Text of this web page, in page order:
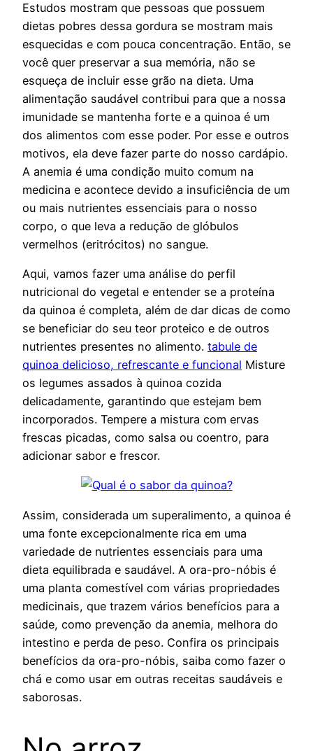
Estudos mostram que pessoas que possuem
dietas pobres dessa gordura se mostram mais
esquecidas e com pouca concentração. Então, se
você quer preservar a sua memória, não se
esqueça de incluir esse grão na dieta. Uma
alimentação saudável contribui para que a nossa
imunidade se mantenha forte e a quinoa é um
dos alimentos com esse poder. Por esse e outros
motivos, ela deve fazer parte do nosso cardápio.
A anemia é uma condição muito comum na
medicina e acontece devido a insuficiência de um
ou mais nutrientes essenciais para o nosso
corpo, o que leva a redução de glóbulos
vermelhos (eritrócitos) no sangue.
Aqui, vamos fazer uma análise do perfil
nutricional do vegetal e entender se a proteína
da quinoa é completa, além de dar dicas de como
se beneficiar do seu teor proteico e de outros
nutrientes presentes no alimento. tabule de
quinoa delicioso, refrescante e funcional Misture
os legumes assados à quinoa cozida
delicadamente, garantindo que estejam bem
incorporados. Tempere a mistura com ervas
frescas picadas, como salsa ou coentro, para
adicionar sabor e frescor.
Assim, considerada um superalimento, a quinoa é
uma fonte excepcionalmente rica em uma
variedade de nutrientes essenciais para uma
dieta equilibrada e saudável. A ora-pro-nóbis é
uma planta comestível com várias propriedades
medicinais, que trazem vários benefícios para a
saúde, como prevenção da anemia, melhora do
intestino e perda de peso. Confira os principais
benefícios da ora-pro-nóbis, saiba como fazer o
chá e como usar em outras receitas saudáveis e
saborosas.